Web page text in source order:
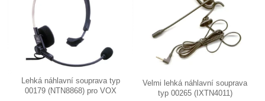
Lehká náhlavní souprava typ
00179 (NTN8868) pro VOX
Velmi lehká náhlavní souprava
typ 00265 (IXTN4011)